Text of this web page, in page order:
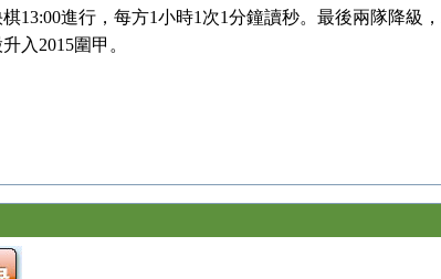
13:00進行，每方1小時1次1分鐘讀秒。最後兩隊降級
入2015圍甲。